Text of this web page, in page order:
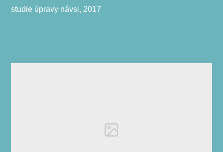
studie úpravy návsi, 2017